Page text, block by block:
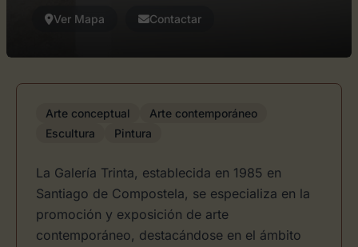
Ver Mapa Contactar
Arte conceptual
Arte contemporáneo
Escultura
Pintura
La Galería Trinta, establecida en 1985 en
Santiago de Compostela, se especializa en la
promoción y exposición de arte
contemporáneo, destacándose en el ámbito